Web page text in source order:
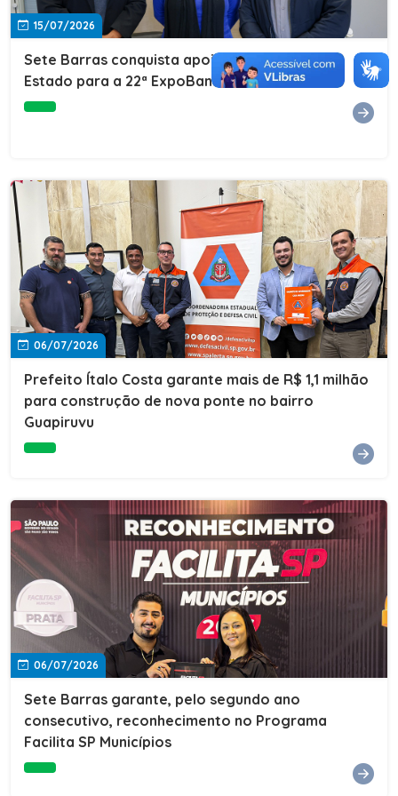
15/07/2026
Sete Barras conquista apoio do Governo do
Estado para a 22ª ExpoBanana
06/07/2026
Prefeito Ítalo Costa garante mais de R$ 1,1 milhão
para construção de nova ponte no bairro
Guapiruvu
06/07/2026
Sete Barras garante, pelo segundo ano
consecutivo, reconhecimento no Programa
Facilita SP Municípios